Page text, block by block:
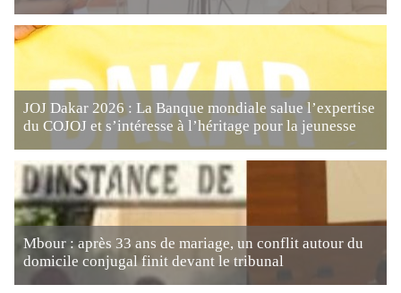
JOJ Dakar 2026 : La Banque mondiale salue l’expertise
du COJOJ et s’intéresse à l’héritage pour la jeunesse
Mbour : après 33 ans de mariage, un conflit autour du
domicile conjugal finit devant le tribunal